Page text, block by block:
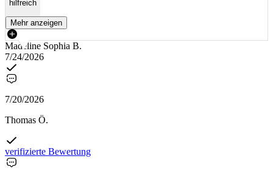
hilfreich
Mehr anzeigen
Madeline Sophia B.
7/24/2026
7/20/2026
Thomas Ö.
verifizierte Bewertung